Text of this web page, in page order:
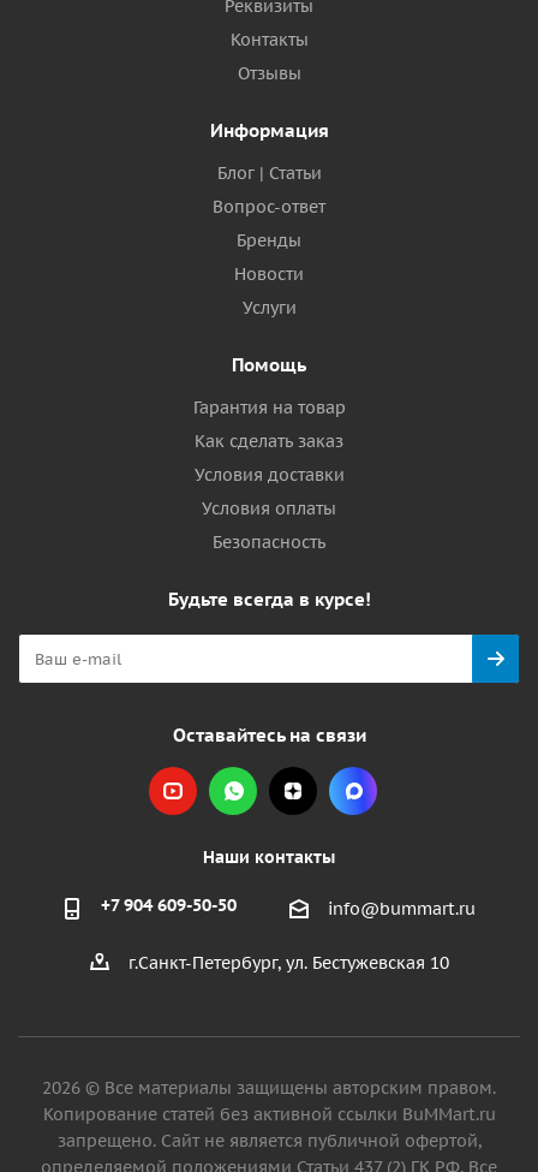
Реквизиты
Контакты
Отзывы
Информация
Блог | Статьи
Вопрос-ответ
Бренды
Новости
Услуги
Помощь
Гарантия на товар
Как сделать заказ
Условия доставки
Условия оплаты
Безопасность
Будьте всегда в курсе!
Оставайтесь на связи
Наши контакты
+7 904 609-50-50 info@bummart.ru
г.Санкт-Петербург, ул. Бестужевская 10
2026 © Все материалы защищены авторским правом.
Копирование статей без активной ссылки BuMMart.ru
запрещено. Сайт не является публичной офертой,
определяемой положениями Статьи 437 (2) ГК РФ. Все